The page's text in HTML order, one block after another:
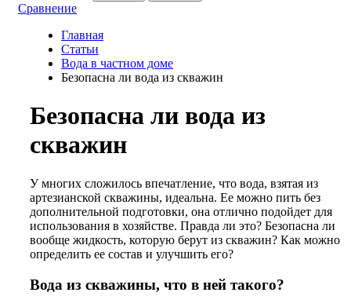
Сравнение
Главная
Статьи
Вода в частном доме
Безопасна ли вода из скважин
Безопасна ли вода из
скважин
У многих сложилось впечатление, что вода, взятая из
артезианской скважины, идеальна. Ее можно пить без
дополнительной подготовки, она отлично подойдет для
использования в хозяйстве. Правда ли это? Безопасна ли
вообще жидкость, которую берут из скважин? Как можно
определить ее состав и улучшить его?
Вода из скважины, что в ней такого?